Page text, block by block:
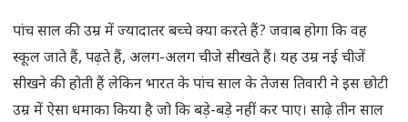
पांच साल की उम्र में ज्यादातर बच्चे क्या करते हैं? जवाब होगा कि वह
स्कूल जाते हैं, पढ़ते हैं, अलग-अलग चीजे सीखते हैं। यह उम्र नई चीजें
सीखने की होती हैं लेकिन भारत के पांच साल के तेजस तिवारी ने इस छोटी
उम्र में ऐसा धमाका किया है जो कि बड़े-बड़े नहीं कर पाए। साढ़े तीन साल